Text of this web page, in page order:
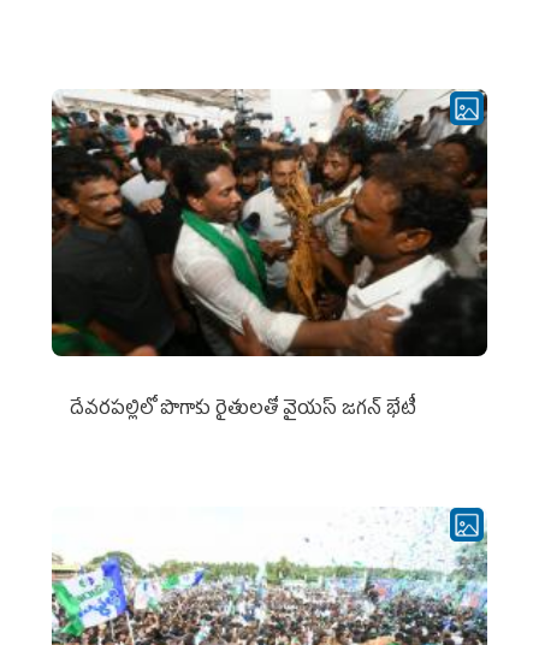
దేవరపల్లిలో పొగాకు రైతులతో వైయస్ జగన్ భేటీ